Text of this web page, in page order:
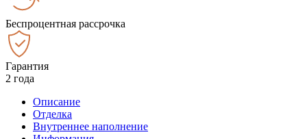
Беспроцентная рассрочка
Гарантия
2 года
Описание
Отделка
Внутреннее наполнение